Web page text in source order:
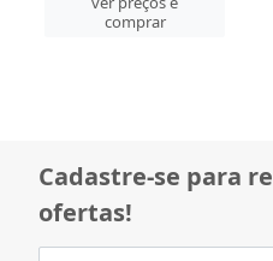
comprar
Cadastre-se para
ofertas!